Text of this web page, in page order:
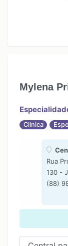
Mylena
Clínica
Rua
130 -
(88)